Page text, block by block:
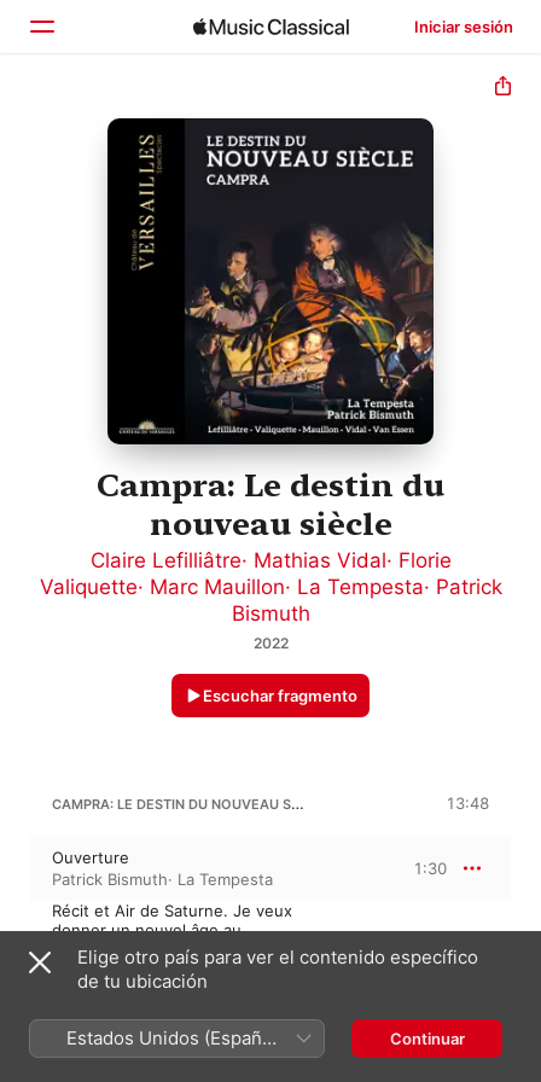
Iniciar sesión
Inicio
Explorar
Buscar
Campra: Le destin du
nouveau siècle
Claire Lefilliâtre· Mathias Vidal· Florie
Valiquette· Marc Mauillon· La Tempesta· Patrick
Bismuth
2022
Escuchar fragmento
CAMPRA: LE DESTIN DU NOUVEAU SIÈCLE, PROLOGUE 13:48
Ouverture
Patrick Bismuth· La Tempesta
1:30
Récit et Air de Saturne. Je veux
donner un nouvel âge au
monde (Saturne)
Patrick Bismuth Marc Mauillon
La Tempesta
1:21
Second Air pour les Parques
La Tempesta·Patrick Bismuth
1:59
Elige otro país para ver el contenido específico
de tu ubicación
Estados Unidos (Español
México)
Continuar